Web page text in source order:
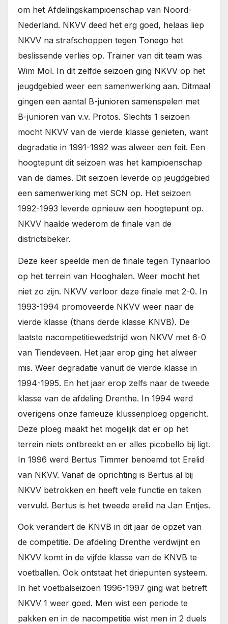
om het Afdelingskampioenschap van Noord-
Nederland. NKVV deed het erg goed, helaas liep
NKVV na strafschoppen tegen Tonego het
beslissende verlies op. Trainer van dit team was
Wim Mol. In dit zelfde seizoen ging NKVV op het
jeugdgebied weer een samenwerking aan. Ditmaal
gingen een aantal B-junioren samenspelen met
B-junioren van v.v. Protos. Slechts 1 seizoen
mocht NKVV van de vierde klasse genieten, want
degradatie in 1991-1992 was alweer een feit. Een
hoogtepunt dit seizoen was het kampioenschap
van de dames. Dit seizoen leverde op jeugdgebied
een samenwerking met SCN op. Het seizoen
1992-1993 leverde opnieuw een hoogtepunt op.
NKVV haalde wederom de finale van de
districtsbeker.
Deze keer speelde men de finale tegen Tynaarloo
op het terrein van Hooghalen. Weer mocht het
niet zo zijn. NKVV verloor deze finale met 2-0. In
1993-1994 promoveerde NKVV weer naar de
vierde klasse (thans derde klasse KNVB). De
laatste nacompetitiewedstrijd won NKVV met 6-0
van Tiendeveen. Het jaar erop ging het alweer
mis. Weer degradatie vanuit de vierde klasse in
1994-1995. En het jaar erop zelfs naar de tweede
klasse van de afdeling Drenthe. In 1994 werd
overigens onze fameuze klussenploeg opgericht.
Deze ploeg maakt het mogelijk dat er op het
terrein niets ontbreekt en er alles picobello bij ligt.
In 1996 werd Bertus Timmer benoemd tot Erelid
van NKVV. Vanaf de oprichting is Bertus al bij
NKVV betrokken en heeft vele functie en taken
vervuld. Bertus is het tweede erelid na Jan Entjes.
Ook verandert de KNVB in dit jaar de opzet van
de competitie. De afdeling Drenthe verdwijnt en
NKVV komt in de vijfde klasse van de KNVB te
voetballen. Ook ontstaat het driepunten systeem.
In het voetbalseizoen 1996-1997 ging wat betreft
NKVV 1 weer goed. Men wist een periode te
pakken en in de nacompetitie wist men in 2 duels